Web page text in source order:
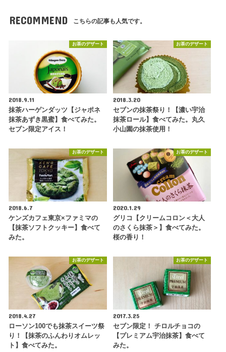
RECOMMEND こちらの記事も人気です。
お茶のデザート
2018.9.11
抹茶ハーゲンダッツ【ジャポネ
抹茶あずき黒蜜】食べてみた。
セブン限定アイス！
お茶のデザート
2018.3.20
セブンの抹茶祭り！【濃い宇治
抹茶ロール】食べてみた。丸久
小山園の抹茶使用！
お茶のデザート
2018.6.7
ケンズカフェ東京×ファミマの
【抹茶ソフトクッキー】食べて
みた。
お茶のデザート
2020.1.29
グリコ【クリームコロン＜大人
のさくら抹茶＞】食べてみた。
桜の香り！
お茶のデザート
2018.4.27
ローソン100でも抹茶スイーツ祭
り！【抹茶のふんわりオムレッ
ト】食べてみた。
お茶のデザート
2017.3.25
セブン限定！ チロルチョコの
【プレミアム宇治抹茶】食べて
みた。